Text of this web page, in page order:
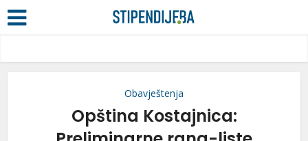
Obavještenja
Opština Kostajnica: